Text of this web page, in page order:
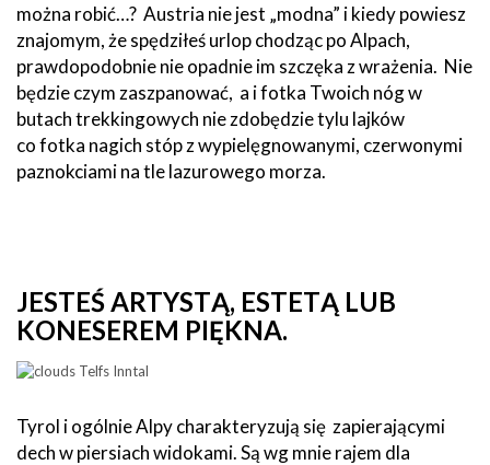
można robić…? Austria nie jest „modna” i kiedy powiesz
znajomym, że spędziłeś urlop chodząc po Alpach,
prawdopodobnie nie opadnie im szczęka z wrażenia. Nie
będzie czym zaszpanować, a i fotka Twoich nóg w
butach trekkingowych nie zdobędzie tylu lajków
co fotka nagich stóp z wypielęgnowanymi, czerwonymi
paznokciami na tle lazurowego morza.
JESTEŚ ARTYSTĄ, ESTETĄ LUB
KONESEREM PIĘKNA.
Tyrol i ogólnie Alpy charakteryzują się zapierającymi
dech w piersiach widokami. Są wg mnie rajem dla